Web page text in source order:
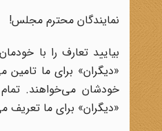
نمایندگان محترم مجلس!
بیایید تعارف را با
«دیگران» برای ما
خودشان می‌خواهند.
«دیگران» برای ما تعریف